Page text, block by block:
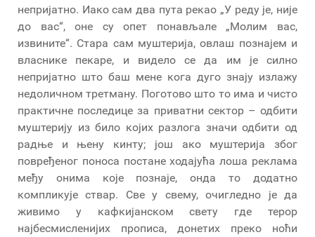
непријатно. Иако сам два пута рекао „У реду је, није
до вас“, оне су опет понављале „Молим вас,
извините“. Стара сам муштерија, овлаш познајем и
власнике пекаре, и видело се да им је силно
непријатно што баш мене кога дуго знају излажу
недоличном третману. Поготово што то има и чисто
практичне последице за приватни сектор – одбити
муштерију из било којих разлога значи одбити од
радње и њену кинту; још ако муштерија због
повређеног поноса постане ходајућа лоша реклама
међу онима које познаје, онда то додатно
компликује ствар. Све у свему, очигледно је да
живимо у кафкијанском свету где терор
најбесмисленијих прописа, донетих преко ноћи